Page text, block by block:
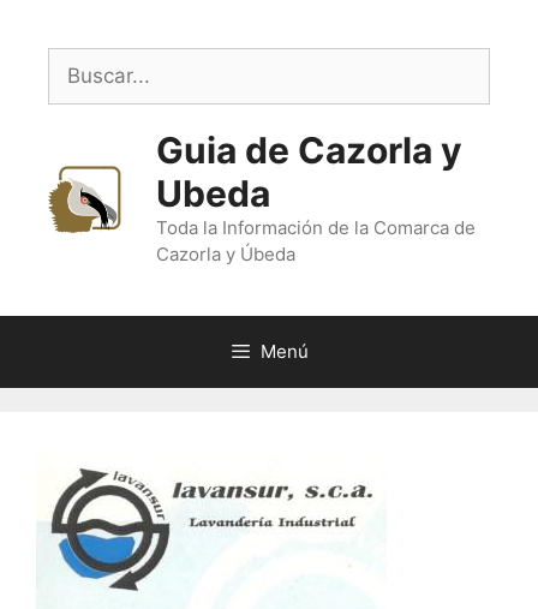
contenido
Buscar:
Guia de Cazorla y
Ubeda
Toda la Información de la Comarca de
Cazorla y Úbeda
Menú